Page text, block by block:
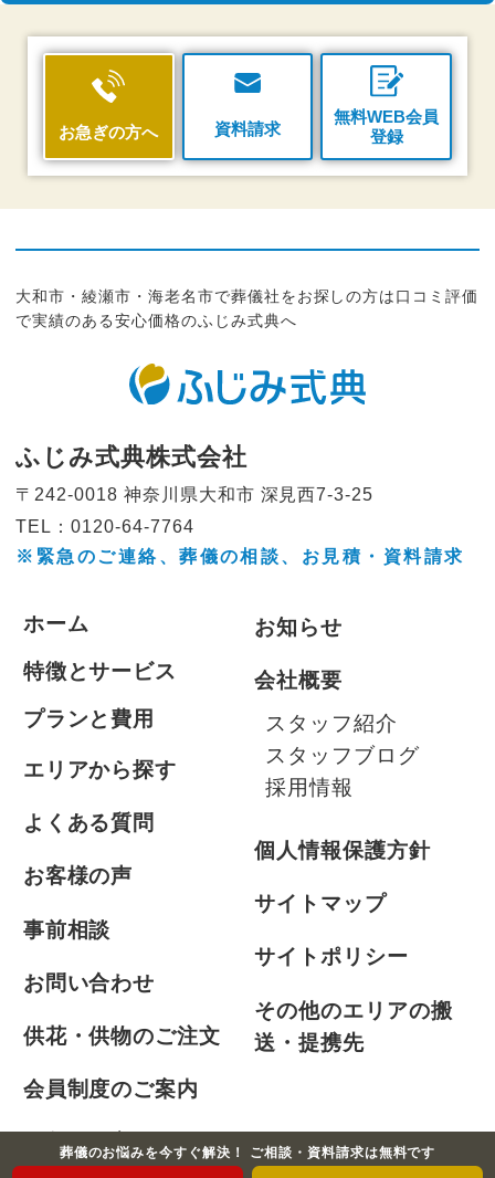
お急ぎの方へ 資料請求
無料WEB会員
登録
葬儀のお悩みを今すぐ解決！ ご相談・資料請求は無料です
大和市・綾瀬市・海老名市で葬儀社をお探しの方は口コミ評価
で実績のある安心価格のふじみ式典へ
ふじみ式典株式会社
〒242-0018 神奈川県大和市 深見西7-3-25
TEL：0120-64-7764
※緊急のご連絡、葬儀の相談、 お見積・資料請求
ホーム
特徴とサービス
プランと費用
エリアから探す
よくある質問
お客様の声
事前相談
お問い合わせ
供花・供物のご注文
会員制度のご案内
お急ぎの方
お知らせ
会社概要
スタッフ紹介
スタッフブログ
採用情報
個人情報保護方針
サイトマップ
サイトポリシー
その他のエリアの搬
送・提携先